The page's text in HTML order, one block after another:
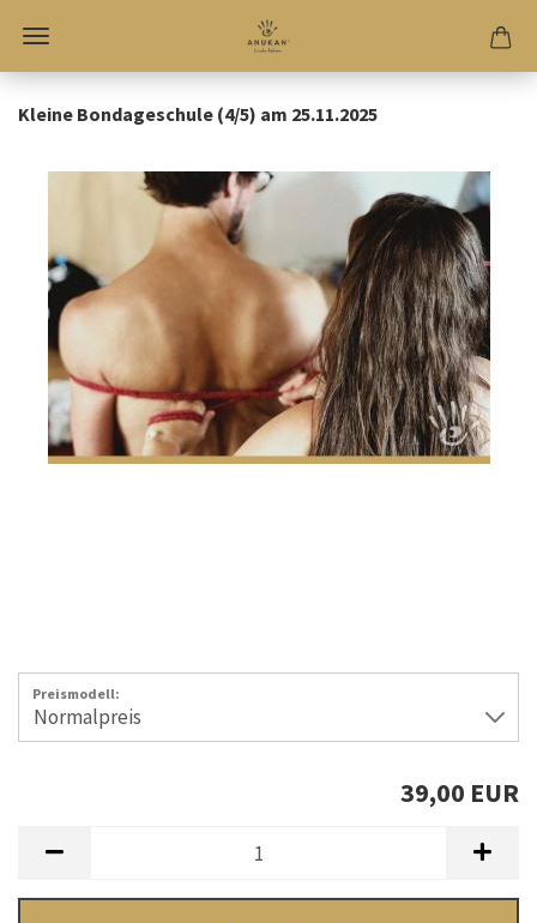
Kleine Bondageschule (4/5) am 25.11.2025
Preismodell:
39,00 EUR